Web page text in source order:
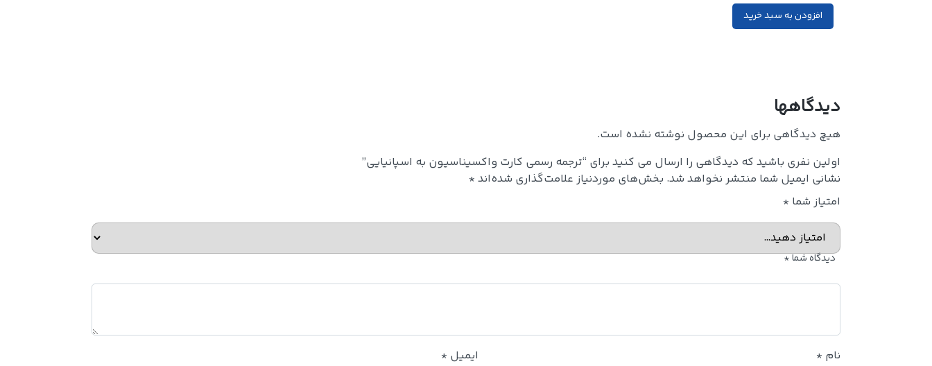
افزودن به سبد خرید
دیدگاهها
هیچ دیدگاهی برای این محصول نوشته نشده است.
اولین نفری باشید که دیدگاهی را ارسال می کنید برای “ترجمه رسمی کارت واکسیناسیون به اسپانیایی”
نشانی ایمیل شما منتشر نخواهد شد. بخش‌های موردنیاز علامت‌گذاری شده‌اند *
امتیاز شما *
دیدگاه شما*
نام * ایمیل *